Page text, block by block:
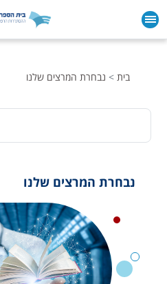
בית נבחרת המרצים שלנו
נבחרת המרצים שלנו